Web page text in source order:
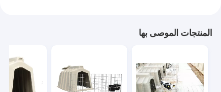
المنتجات الموصى بها